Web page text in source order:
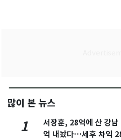
많이 본 뉴스
1
서장훈, 28억에 산 강남
억 내놨다…세후 차익